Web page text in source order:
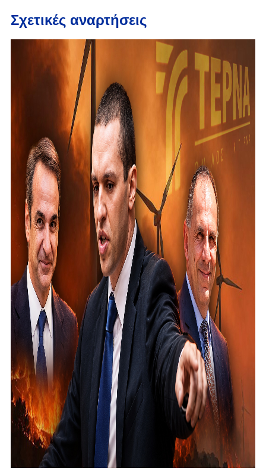
Σχετικές αναρτήσεις